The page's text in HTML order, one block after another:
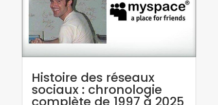
Histoire des réseaux
sociaux : chronologie